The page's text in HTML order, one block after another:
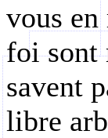
vous en
foi sont
savent
libre